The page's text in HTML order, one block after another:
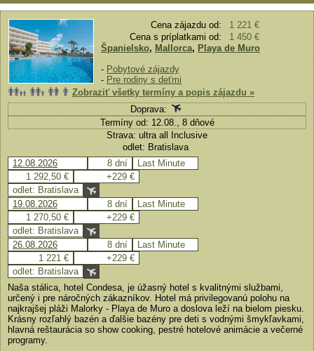
Cena zájazdu od:
1 221 €
Cena s príplatkami od:
1 450 €
Španielsko, Mallorca, Playa de Muro
- Pobytové zájazdy
- Pre rodiny s deťmi
Zobraziť všetky termíny a popis zájazdu »
Doprava:
Termíny od: 12.08., 8 dňové
Strava: ultra all Inclusive
odlet: Bratislava
12.08.2026
8 dní
Last Minute
1 292,50 €
+229 €
odlet: Bratislava
19.08.2026
8 dní
Last Minute
1 270,50 €
+229 €
odlet: Bratislava
26.08.2026
8 dní
Last Minute
1 221 €
+229 €
odlet: Bratislava
Naša stálica, hotel Condesa, je úžasný hotel s kvalitnými službami,
určený i pre náročných zákazníkov. Hotel má privilegovanú polohu na
najkrajšej pláži Malorky - Playa de Muro a doslova leží na bielom piesku.
Krásny rozľahlý bazén a ďalšie bazény pre deti s vodnými šmykľavkami,
hlavná reštaurácia so show cooking, pestré hotelové animácie a večerné
programy.